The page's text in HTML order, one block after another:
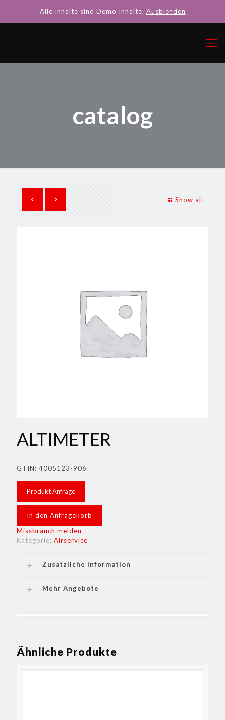
catalog
Show all
ALTIMETER
GTIN: 4005123-906
Produkt Anfrage
In den Anfragekorb
Missbrauch melden
Kategorie: Airservice
Zusätzliche Information
Mehr Angebote
Ähnliche Produkte
Alle Inhalte sind Demo Inhalte. Ausblenden